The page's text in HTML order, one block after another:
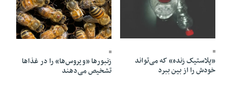
«پلاستیک زنده» که می‌تواند
خودش را از بین ببرد
14 Ordibehesht 1405 - 10:01
زنبورها «ویروس‌ها» را در غذاها
تشخیص می‌دهند